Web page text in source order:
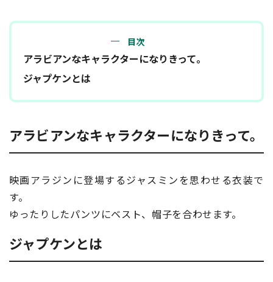
目次
アラビアンなキャラクターになりきって。
ジャプケンとは
アラビアンなキャラクターになりきって。
映画アラジンに登場するジャスミンを思わせる衣装で
す。
ゆったりしたパンツにベスト、帽子を合わせます。
ジャプケンとは